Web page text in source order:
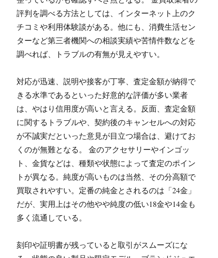
評判を調べる方法としては、インターネット上のク
チコミや利用体験談がある。他にも、消費生活セン
ターなど第三者機関への相談実績や苦情件数などを
調べれば、トラブルの有無が見えやすい。
対応が迅速、説明や接客が丁寧、査定金額が納得で
きる水準であるといった好意的な評価が多い業者
は、やはり信用度が高いと言える。反面、査定金額
に関するトラブルや、契約後のキャンセルへの対応
が不誠実だといった意見が目立つ場合は、避けてお
くのが無難となる。 金のアクセサリーやインゴッ
ト、金貨などは、種類や状態によって査定のポイン
トが異なる。純度が高いものは当然、その分高額で
買取されやすい。定番の純金とされるのは「24金」
だが、実用上はその他やや純度の低い18金や14金も
多く流通している。
刻印や証明書が残っていると取引がスムーズにな